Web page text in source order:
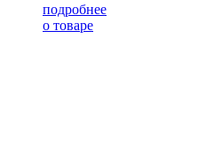
подробнее
о товаре